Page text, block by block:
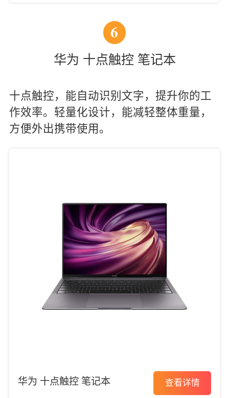
6
华为 十点触控 笔记本
十点触控，能自动识别文字，提升你的工
作效率。轻量化设计，能减轻整体重量，
方便外出携带使用。
华为 十点触控 笔记本 查看详情